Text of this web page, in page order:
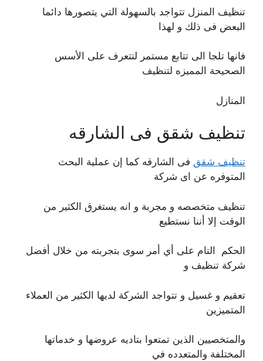
تنظيف المنزل تتواجد بالسهولة التي يتصورها دائما
البعض فى ذلك و لهذا
فانها تلجا الى تتابع مستمر لتتعرف على الأسس
الصحيحة المميزه لتنظيف
المنازل
تنظيف شقق فى الشارقه
تنظيف شقق فى الشارقه كما إن عملية البحث
المتوفره عن اى شركة
تنظيف متخصصه و مجربة و انه يستغرق الكثير من
الوقت إلا أننا نستطيع
الحكم التام على أي أمر سوى بتجربته من خلال أفضل
شركة تنظيف و
تعقيم و غسيل و تتواجد الشركة لديها الكثير من العملاء
المتميزين
والمتخصيين الذين تمتعوا بتاديه عروضها و خدماتها
المختلفة والمتعدده في